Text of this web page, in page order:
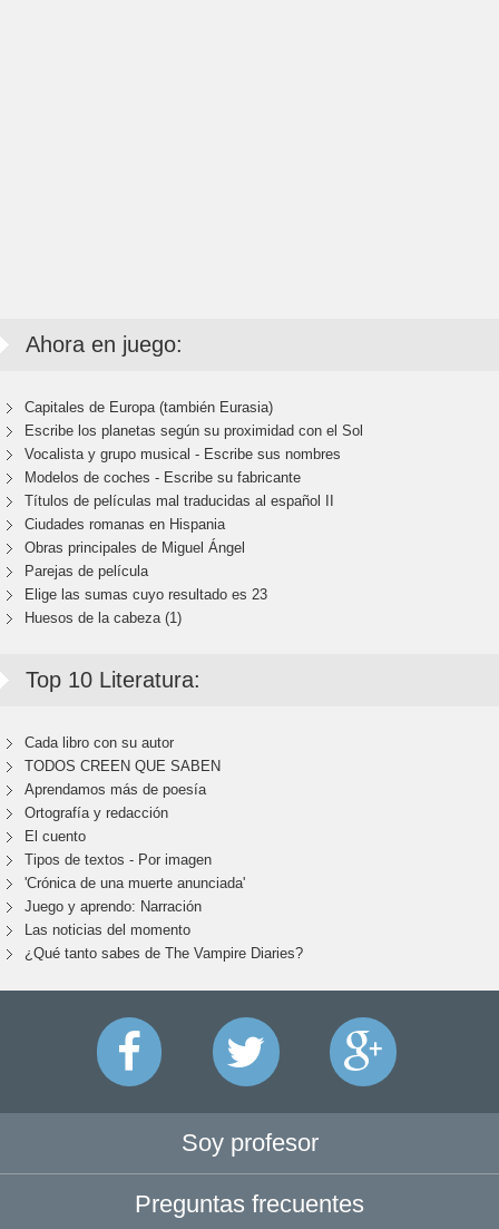
Ahora en juego:
Capitales de Europa (también Eurasia)
Escribe los planetas según su proximidad con el Sol
Vocalista y grupo musical - Escribe sus nombres
Modelos de coches - Escribe su fabricante
Títulos de películas mal traducidas al español II
Ciudades romanas en Hispania
Obras principales de Miguel Ángel
Parejas de película
Elige las sumas cuyo resultado es 23
Huesos de la cabeza (1)
Top 10 Literatura:
Cada libro con su autor
TODOS CREEN QUE SABEN
Aprendamos más de poesía
Ortografía y redacción
El cuento
Tipos de textos - Por imagen
'Crónica de una muerte anunciada'
Juego y aprendo: Narración
Las noticias del momento
¿Qué tanto sabes de The Vampire Diaries?
Soy profesor
Preguntas frecuentes